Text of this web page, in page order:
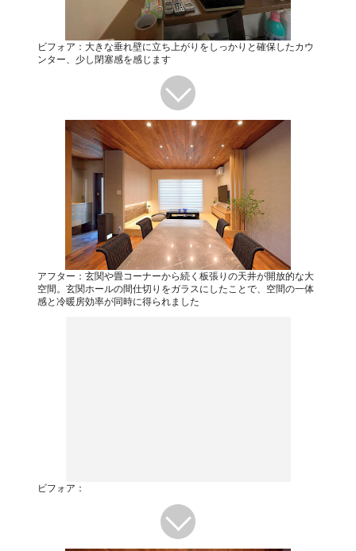
ビフォア：大きな垂れ壁に立ち上がりをしっかりと確保したカウ
ンター、少し閉塞感を感じます
アフター：玄関や畳コーナーから続く板張りの天井が開放的な大
空間。玄関ホールの間仕切りをガラスにしたことで、空間の一体
感と冷暖房効率が同時に得られました
ビフォア：